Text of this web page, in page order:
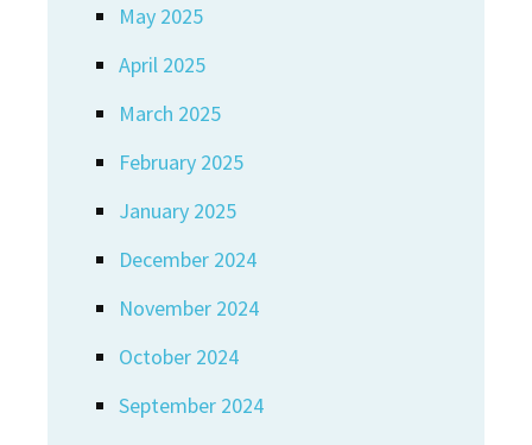
May 2025
April 2025
March 2025
February 2025
January 2025
December 2024
November 2024
October 2024
September 2024